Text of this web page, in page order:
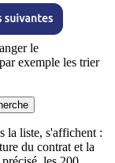
le
exemple les trier
la liste, s'affichent :
du contrat et la